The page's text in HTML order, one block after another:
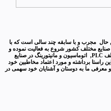
حال مجرب و با سابقه چند سالی است که با
صنایع مختلف کشور شروع به فعالیت نموده و
امروز افتخار این را دارد که با انجام پروژه های مختلف PLC, اتوماسیون و مانیتورینگ در صنایع
برداشته و مورد اعتماد مخاطبین خود
و معرفی ما به دوستان و آشنایان خود سهمی در